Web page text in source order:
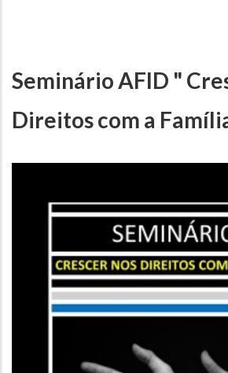
Seminário AFID "
Direitos com a